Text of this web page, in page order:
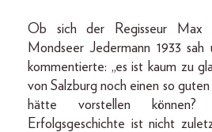
Ob sich der Regisseur Max
Mondseer Jedermann 1933
kommentierte: „es ist kaum zu
von Salzburg noch einen so
hätte vorstellen
Erfolgsgeschichte ist nicht